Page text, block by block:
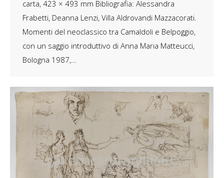
carta, 423 × 493 mm Bibliografia: Alessandra
Frabetti, Deanna Lenzi, Villa Aldrovandi Mazzacorati.
Momenti del neoclassico tra Camaldoli e Belpoggio,
con un saggio introduttivo di Anna Maria Matteucci,
Bologna 1987,…